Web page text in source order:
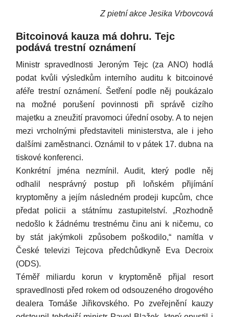
Z pietní akce Jesika Vrbovcová
Bitcoinová kauza má dohru. Tejc
podává trestní oznámení
Ministr spravedlnosti Jeroným Tejc (za ANO) hodlá
podat kvůli výsledkům interního auditu k bitcoinové
aféře trestní oznámení. Šetření podle něj poukázalo
na možné porušení povinnosti při správě cizího
majetku a zneužití pravomoci úřední osoby. A to nejen
mezi vrcholnými představiteli ministerstva, ale i jeho
dalšími zaměstnanci. Oznámil to v pátek 17. dubna na
tiskové konferenci.
Konkrétní jména nezmínil. Audit, který podle něj
odhalil nesprávný postup při loňském přijímání
kryptoměny a jejím následném prodeji kupcům, chce
předat policii a státnímu zastupitelství. „Rozhodně
nedošlo k žádnému trestnému činu ani k ničemu, co
by stát jakýmkoli způsobem poškodilo,“ namítla v
České televizi Tejcova předchůdkyně Eva Decroix
(ODS).
Téměř miliardu korun v kryptoměně přijal resort
spravedlnosti před rokem od odsouzeného drogového
dealera Tomáše Jiřikovského. Po zveřejnění kauzy